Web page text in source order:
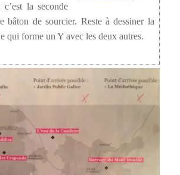
la seconde
bâton de sourcier. Reste à dessiner la
qui forme un Y avec les deux autres.